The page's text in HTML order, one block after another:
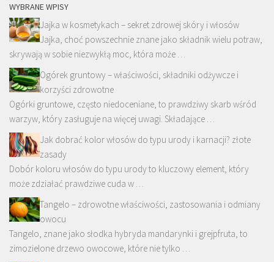
WYBRANE WPISY
Jajka w kosmetykach – sekret zdrowej skóry i włosów
Jajka, choć powszechnie znane jako składnik wielu potraw,
skrywają w sobie niezwykłą moc, która może …
Ogórek gruntowy – właściwości, składniki odżywcze i
korzyści zdrowotne
Ogórki gruntowe, często niedoceniane, to prawdziwy skarb wśród
warzyw, który zasługuje na więcej uwagi. Składające …
Jak dobrać kolor włosów do typu urody i karnacji? złote
zasady
Dobór koloru włosów do typu urody to kluczowy element, który
może zdziałać prawdziwe cuda w …
Tangelo – zdrowotne właściwości, zastosowania i odmiany
owocu
Tangelo, znane jako słodka hybryda mandarynki i grejpfruta, to
zimozielone drzewo owocowe, które nie tylko …